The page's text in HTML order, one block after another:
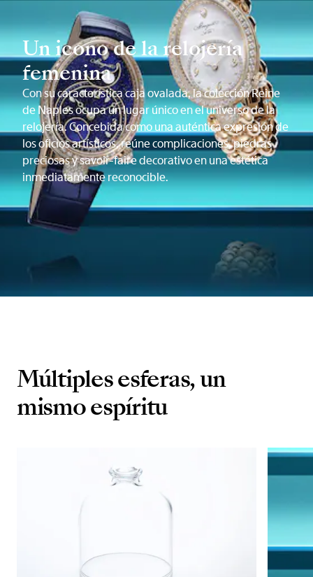
Un icono de la relojería
femenina
Con su característica caja ovalada, la colección Reine
de Naples ocupa un lugar único en el universo de la
relojería. Concebida como una auténtica expresión de
los oficios artísticos, reúne complicaciones, piedras
preciosas y savoir-faire decorativo en una estética
inmediatamente reconocible.
Múltiples esferas, un
mismo espíritu